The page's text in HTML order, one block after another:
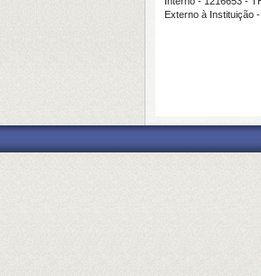
Externo à Instituição